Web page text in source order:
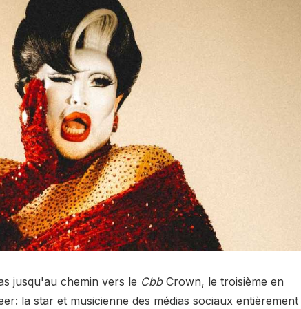
jusqu'au chemin vers le Cbb Crown, le troisième en
la star et musicienne des médias sociaux entièrement